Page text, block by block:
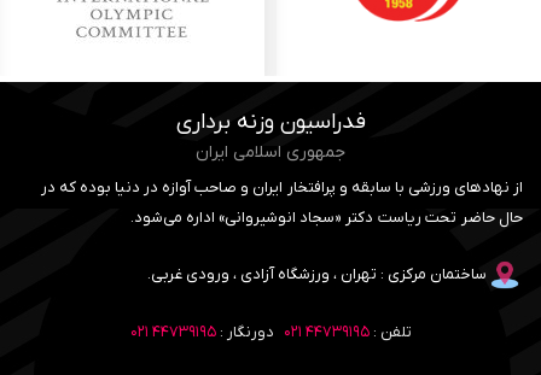
فدراسیون وزنه برداری
جمهوری اسلامی ایران
از نهادهای ورزشی با سابقه و پرافتخار ایران و صاحب آوازه در دنیا بوده که در
حال حاضر تحت ریاست دکتر «سجاد انوشیروانی» اداره می‌شود.
ساختمان مرکزی : تهران ، ورزشگاه آزادی ، ورودی غربی.
تلفن :۴۴۷۳۹۱۹۵ ۰۲۱ دورنگار :۴۴۷۳۹۱۹۵ ۰۲۱